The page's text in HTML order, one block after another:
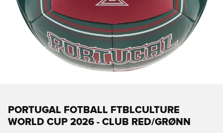
PORTUGAL FOTBALL FTBLCULTURE
WORLD CUP 2026 - CLUB RED/GRØNN